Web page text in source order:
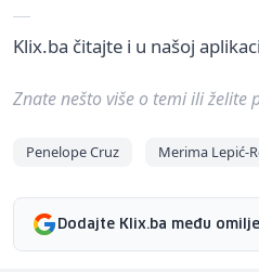
Klix.ba čitajte i u našoj
Znate nešto više o temi ili želite
Penelope Cruz Merima Lepić-
Dodajte Klix.ba među